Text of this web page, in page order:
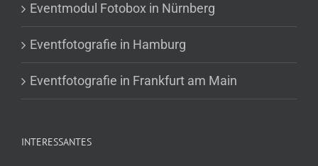
Eventmodul Fotobox in Nürnberg
Eventfotografie in Hamburg
Eventfotografie in Frankfurt am Main
INTERESSANTES